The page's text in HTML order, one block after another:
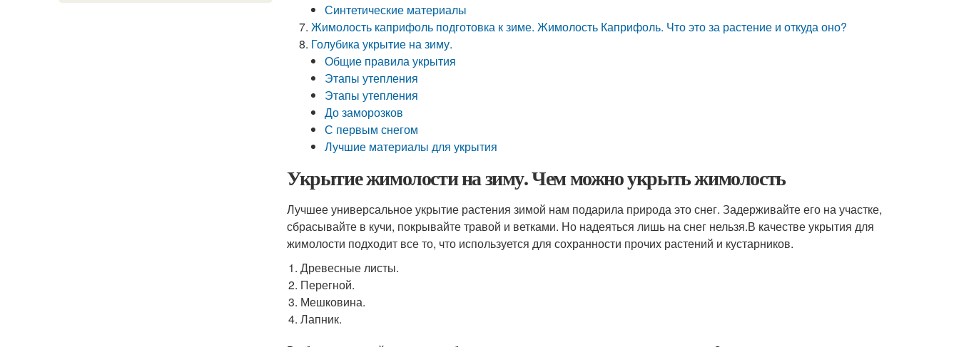
Синтетические материалы
Жимолость каприфоль подготовка к зиме. Жимолость Каприфоль. Что это за растение и откуда оно?
Голубика укрытие на зиму.
Общие правила укрытия
Этапы утепления
Этапы утепления
До заморозков
С первым снегом
Лучшие материалы для укрытия
Укрытие жимолости на зиму. Чем можно укрыть жимолость
Лучшее универсальное укрытие растения зимой нам подарила природа это снег. Задерживайте его на участке,
сбрасывайте в кучи, покрывайте травой и ветками. Но надеяться лишь на снег нельзя.В качестве укрытия для
жимолости подходит все то, что используется для сохранности прочих растений и кустарников.
Древесные листы.
Перегной.
Мешковина.
Лапник.